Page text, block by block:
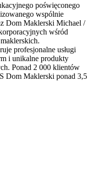
poświęconego
wspólnie
Dom Maklerski Michael /
wśród
profesjonalne usługi
i unikalne produkty
Ponad 2 000 klientów
Dom Maklerski ponad 3,5